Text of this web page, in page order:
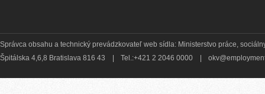
Správca obsahu a technický prevádzkovateľ web sídla: Ministerstvo práce,
Špitálska 4,6,8 Bratislava 816 43
Tel.:+421 2 2046 0000